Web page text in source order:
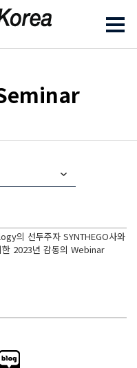
의 선두주자 SYNTHEGO사와
한 2023년 감동의 Webinar